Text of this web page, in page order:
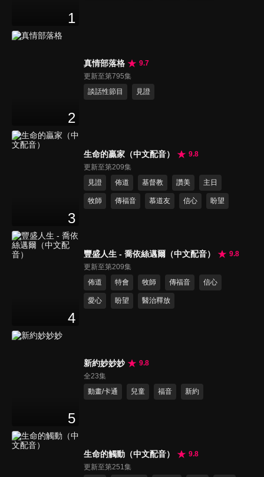
1
2
真情部落格
9.7
更新至第795集
談話性節目
見證
3
生命的贏家（中文配音）
9.8
更新至第209集
見證
佈道 基督教 讚美 主日
牧師 傳福音 慕道友 信心 盼望
4
豐盛人生 - 喬依絲邁爾（中文配音）
9.8
更新至第209集
佈道
特會 牧師 傳福音 信心
愛心 盼望 醫治釋放
5
新約妙妙妙
9.8
全23集
動畫/卡通
兒童 福音 新約
生命的觸動（中文配音）
9.8
更新至第251集